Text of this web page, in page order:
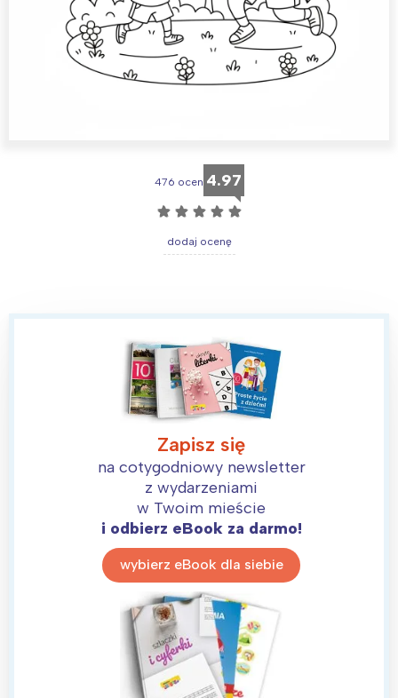
476 ocen 4.97
☆ ☆ ☆ ☆ ☆
dodaj ocenę
Zapisz się
na cotygodniowy newsletter
z wydarzeniami
w Twoim mieście
i odbierz eBook za darmo!
wybierz eBook dla siebie